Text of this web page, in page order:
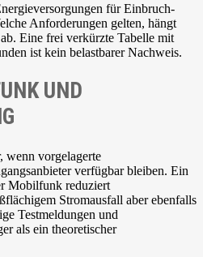
für Einbruch-
Anforderungen gelten, hängt
Eine frei verkürzte Tabelle mit
ist kein belastbarer Nachweis.
UND
wenn vorgelagerte
verfügbar bleiben. Ein
Mobilfunk reduziert
Stromausfall aber ebenfalls
Testmeldungen und
als ein theoretischer